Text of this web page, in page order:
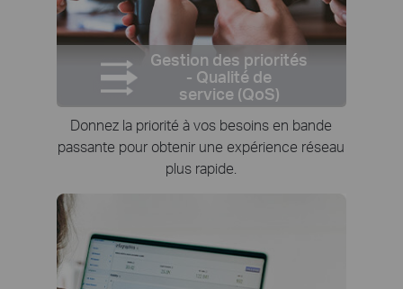
Gestion des priorités
- Qualité de
service (QoS)
Donnez la priorité à vos besoins en bande
passante pour obtenir une expérience réseau
plus rapide.